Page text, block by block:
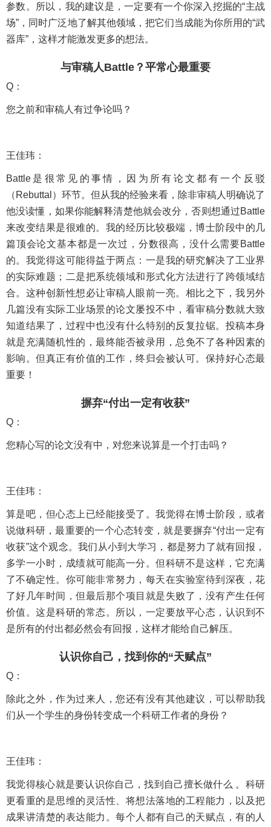
参数。所以，我的建议是，一定要有一个你深入挖掘的“主战
场”，同时广泛地了解其他领域，把它们当成能为你所用的“武
器库”，这样才能激发更多的想法。
与审稿人Battle？平常心最重要
Q：
您之前和审稿人有过争论吗？
王佳玮：
Battle是很常见的事情，因为所有论文都有一个反驳
（Rebuttal）环节。但从我的经验来看，除非审稿人明确说了
他没读懂，如果你能解释清楚他就会改分，否则想通过Battle
来改变结果是很难的。我的经历比较极端，博士阶段中的几
篇顶会论文基本都是一次过，分数很高，没什么需要Battle
的。我觉得这可能得益于两点：一是我的研究解决了工业界
的实际难题；二是把系统领域和形式化方法进行了跨领域结
合。这种创新性想必让审稿人眼前一亮。相比之下，我另外
几篇没有实际工业场景的论文屡投不中，看审稿分数就大致
知道结果了，过程中也没有什么特别的反复拉锯。投稿本身
就是充满随机性的，最终能否被录用，总免不了各种因素的
影响。但真正有价值的工作，终归会被认可。保持好心态最
重要！
摒弃“付出一定有收获”
Q：
您精心写的论文没有中，对您来说算是一个打击吗？
王佳玮：
算是吧，但心态上已经能接受了。我觉得在博士阶段，或者
说做科研，最重要的一个心态转变，就是要摒弃“付出一定有
收获”这个观念。我们从小到大学习，都是努力了就有回报，
多学一小时，成绩就可能高一分。但科研不是这样，它充满
了不确定性。你可能非常努力，每天在实验室待到深夜，花
了好几年时间，但最后那个项目就是失败了，没有产生任何
价值。这是科研的常态。所以，一定要放平心态，认识到不
是所有的付出都必然会有回报，这样才能给自己解压。
认识你自己，找到你的“天赋点”
Q：
除此之外，作为过来人，您还有没有其他建议，可以帮助我
们从一个学生的身份转变成一个科研工作者的身份？
王佳玮：
我觉得核心就是要认识你自己，找到自己擅长做什么 。科研
更看重的是思维的灵活性、将想法落地的工程能力，以及把
成果讲清楚的表达能力。每个人都有自己的天赋点，有的人